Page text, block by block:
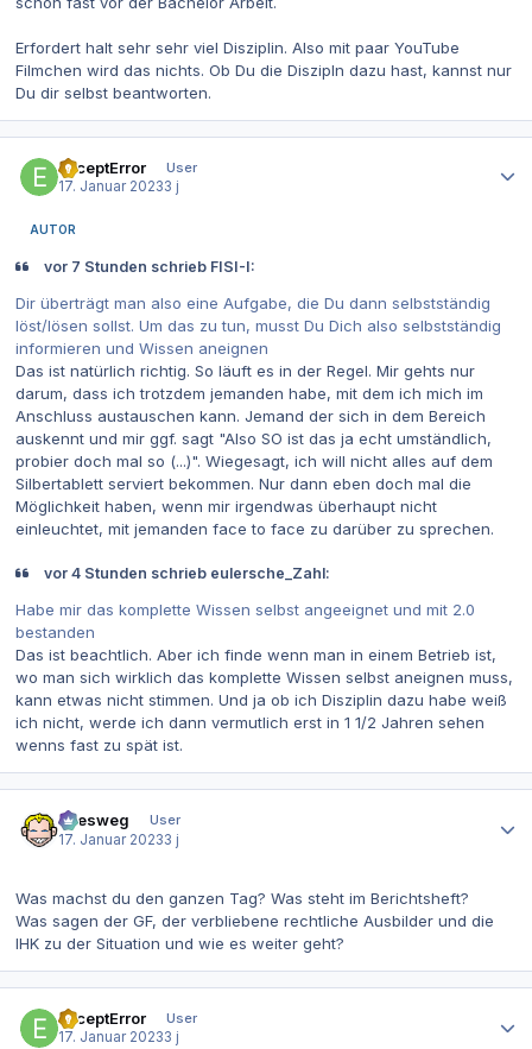
Erfordert halt sehr sehr viel Disziplin. Also mit paar YouTube
Filmchen wird das nichts. Ob Du die Diszipln dazu hast, kannst nur
Du dir selbst beantworten.
ExceptError
User
17. Januar 20233 j
AUTOR
vor 7 Stunden schrieb FISI-I:
Dir überträgt man also eine Aufgabe, die Du dann selbstständig
löst/lösen sollst. Um das zu tun, musst Du Dich also selbstständig
informieren und Wissen aneignen
Das ist natürlich richtig. So läuft es in der Regel. Mir gehts nur
darum, dass ich trotzdem jemanden habe, mit dem ich mich im
Anschluss austauschen kann. Jemand der sich in dem Bereich
auskennt und mir ggf. sagt "Also SO ist das ja echt umständlich,
probier doch mal so (...)". Wiegesagt, ich will nicht alles auf dem
Silbertablett serviert bekommen. Nur dann eben doch mal die
Möglichkeit haben, wenn mir irgendwas überhaupt nicht
einleuchtet, mit jemanden face to face zu darüber zu sprechen.
vor 4 Stunden schrieb eulersche_Zahl:
Habe mir das komplette Wissen selbst angeeignet und mit 2.0
bestanden
Das ist beachtlich. Aber ich finde wenn man in einem Betrieb ist,
wo man sich wirklich das komplette Wissen selbst aneignen muss,
kann etwas nicht stimmen. Und ja ob ich Disziplin dazu habe weiß
ich nicht, werde ich dann vermutlich erst in 1 1/2 Jahren sehen
wenns fast zu spät ist.
allesweg
User
17. Januar 20233 j
Was machst du den ganzen Tag? Was steht im Berichtsheft?
Was sagen der GF, der verbliebene rechtliche Ausbilder und die
IHK zu der Situation und wie es weiter geht?
ExceptError
User
17. Januar 20233 j